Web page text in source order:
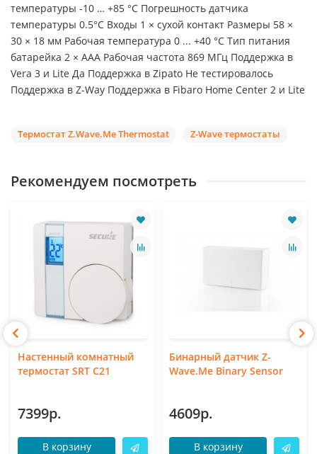
температуры -10 … +85 °C Погрешность датчика
температуры 0.5°C Входы 1 × сухой контакт Размеры 58 ×
30 × 18 мм Рабочая температура 0 ... +40 °C Тип питания
батарейка 2 × AAA Рабочая частота 869 МГц Поддержка в
Vera 3 и Lite Да Поддержка в Zipato Не тестировалось
Поддержка в Z-Way Поддержка в Fibaro Home Center 2 и Lite
Термостат Z.Wave.Me Thermostat Z-Wave термостаты
Рекомендуем посмотреть
Настенный комнатный
термостат SRT C21
7399р.
В корзину
Бинарный датчик Z-
Wave.Me Binary Sensor
4609р.
В корзину